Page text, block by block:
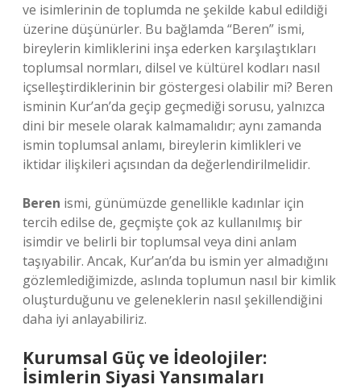
ve isimlerinin de toplumda ne şekilde kabul edildiği
üzerine düşünürler. Bu bağlamda “Beren” ismi,
bireylerin kimliklerini inşa ederken karşılaştıkları
toplumsal normları, dilsel ve kültürel kodları nasıl
içselleştirdiklerinin bir göstergesi olabilir mi? Beren
isminin Kur’an’da geçip geçmediği sorusu, yalnızca
dini bir mesele olarak kalmamalıdır; aynı zamanda
ismin toplumsal anlamı, bireylerin kimlikleri ve
iktidar ilişkileri açısından da değerlendirilmelidir.
Beren ismi, günümüzde genellikle kadınlar için
tercih edilse de, geçmişte çok az kullanılmış bir
isimdir ve belirli bir toplumsal veya dini anlam
taşıyabilir. Ancak, Kur’an’da bu ismin yer almadığını
gözlemlediğimizde, aslında toplumun nasıl bir kimlik
oluşturduğunu ve geleneklerin nasıl şekillendiğini
daha iyi anlayabiliriz.
Kurumsal Güç ve İdeolojiler:
İsimlerin Siyasi Yansımaları